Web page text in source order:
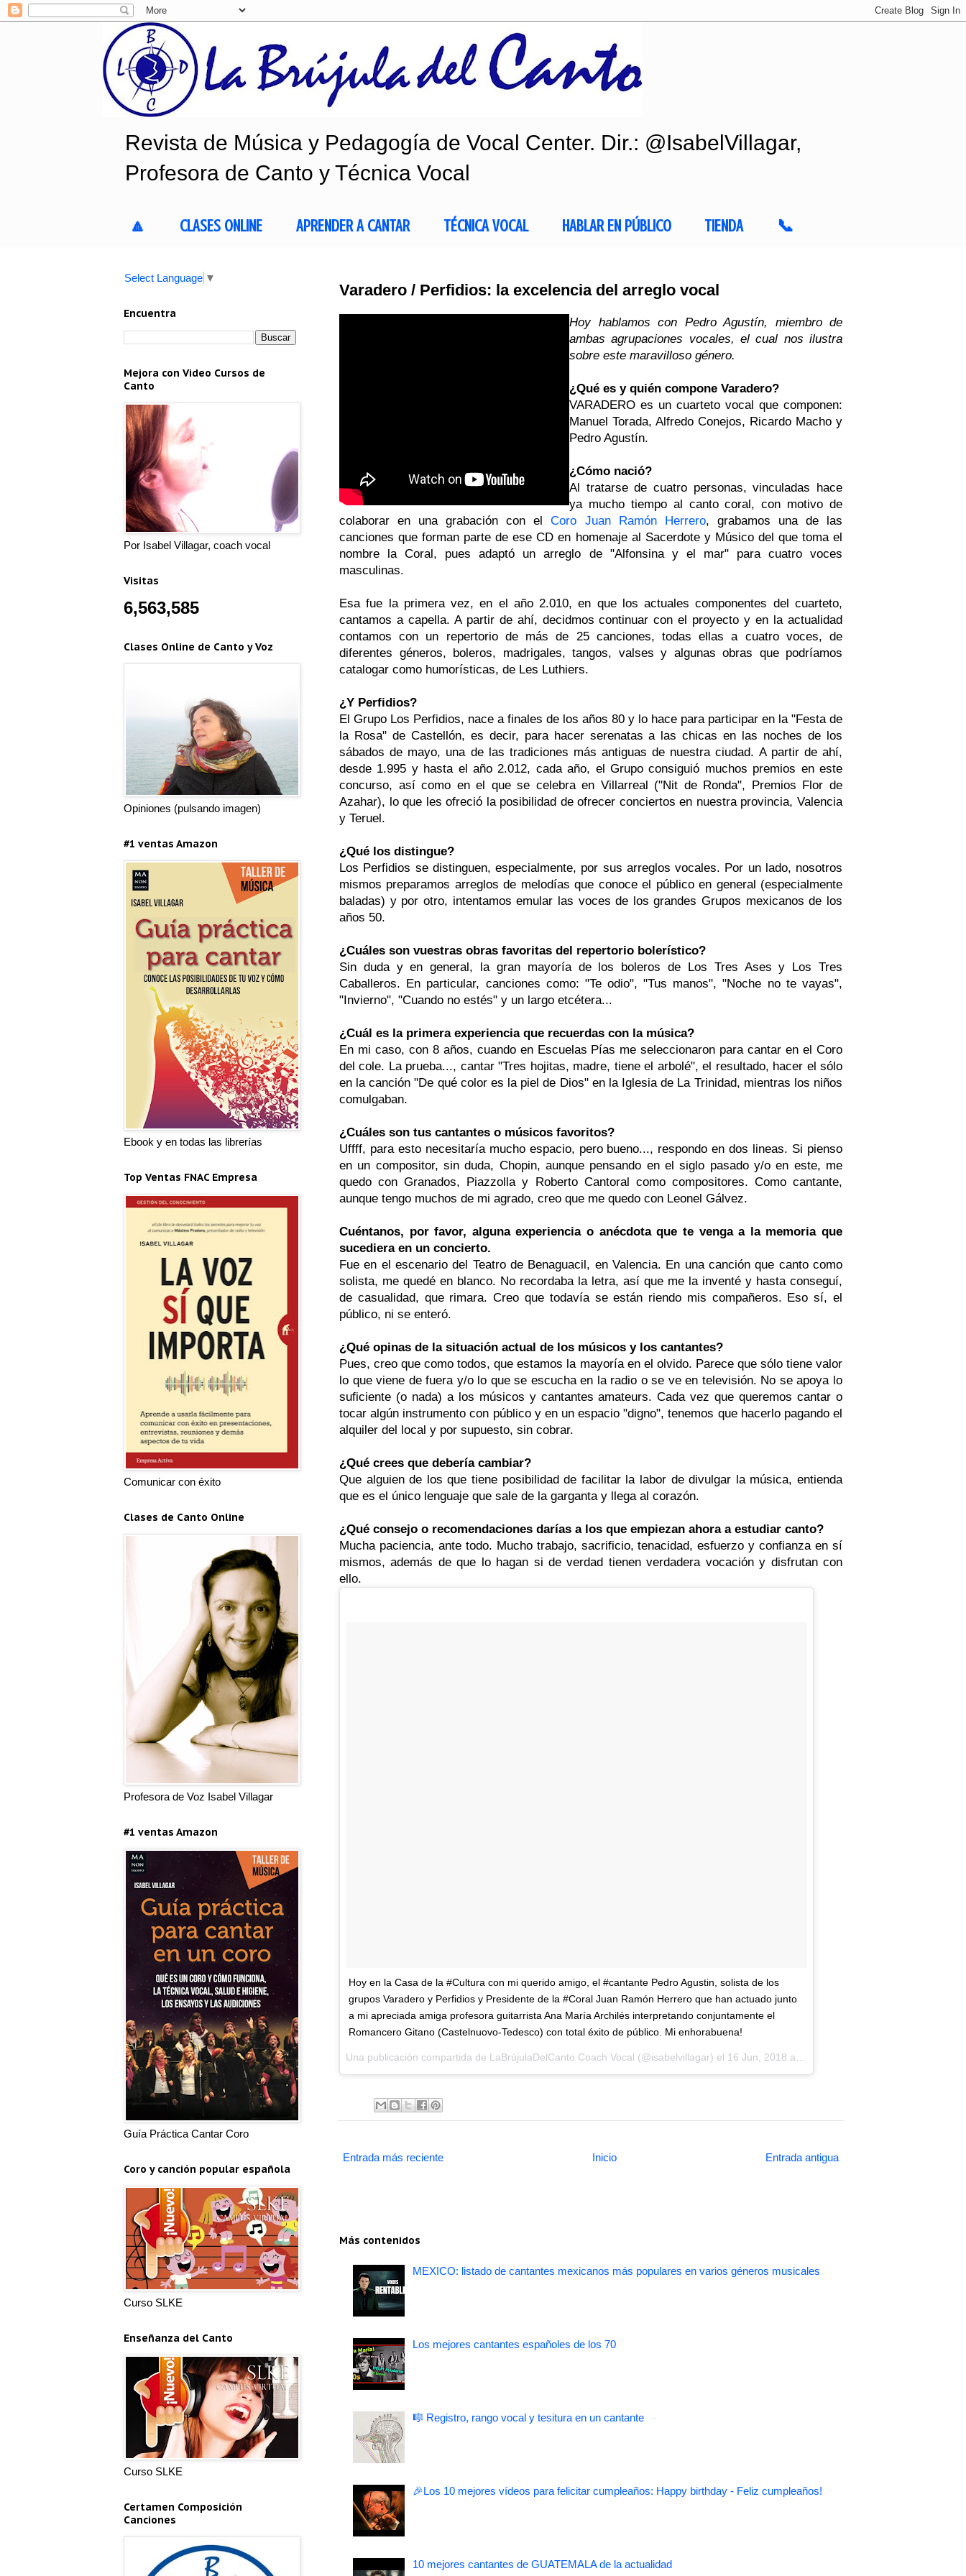
Revista de Música y Pedagogía de Vocal Center. Dir.: @IsabelVillagar,
Profesora de Canto y Técnica Vocal
🔼 CLASES ONLINE APRENDER A CANTAR TÉCNICA VOCAL HABLAR EN PÚBLICO TIENDA 📞
Varadero / Perfidios: la excelencia del arreglo vocal
Hoy hablamos con Pedro Agustín, miembro de
ambas agrupaciones vocales, el cual nos ilustra
sobre este maravilloso género.
¿Qué es y quién compone Varadero?
VARADERO es un cuarteto vocal que componen:
Manuel Torada, Alfredo Conejos, Ricardo Macho y
Pedro Agustín.
¿Cómo nació?
Al tratarse de cuatro personas, vinculadas hace
ya mucho tiempo al canto coral, con motivo de
colaborar en una grabación con elCoro Juan Ramón Herrero, grabamos una de las
canciones que forman parte de ese CD en homenaje al Sacerdote y Músico del que toma el
nombre la Coral, pues adaptó un arreglo de "Alfonsina y el mar" para cuatro voces
masculinas.
Esa fue la primera vez, en el año 2.010, en que los actuales componentes del cuarteto,
cantamos a capella. A partir de ahí, decidmos continuar con el proyecto y en la actualidad
contamos con un repertorio de más de 25 canciones, todas ellas a cuatro voces, de
diferentes géneros, boleros, madrigales, tangos, valses y algunas obras que podríamos
catalogar como humorísticas, de Les Luthiers.
¿Y Perfidios?
El Grupo Los Perfidios, nace a finales de los años 80 y lo hace para participar en la "Festa de
la Rosa" de Castellón, es decir, para hacer serenatas a las chicas en las noches de los
sábados de mayo, una de las tradiciones más antiguas de nuestra ciudad. A partir de ahí,
desde 1.995 y hasta el año 2.012, cada año, el Grupo consiguió muchos premios en este
concurso, así como en el que se celebra en Villarreal ("Nit de Ronda", Premios Flor de
Azahar), lo que les ofreció la posibilidad de ofrecer conciertos en nuestra provincia, Valencia
y Teruel.
¿Qué los distingue?
Los Perfidios se distinguen, especialmente, por sus arreglos vocales. Por un lado, nosotros
mismos preparamos arreglos de melodías que conoce el público en general (especialmente
baladas) y por otro, intentamos emular las voces de los grandes Grupos mexicanos de los
años 50.
¿Cuáles son vuestras obras favoritas del repertorio bolerístico?
Sin duda y en general, la gran mayoría de los boleros de Los Tres Ases y Los Tres
Caballeros. En particular, canciones como: "Te odio", "Tus manos", "Noche no te vayas",
"Invierno", "Cuando no estés" y un largo etcétera...
¿Cuál es la primera experiencia que recuerdas con la música?
En mi caso, con 8 años, cuando en Escuelas Pías me seleccionaron para cantar en el Coro
del cole. La prueba..., cantar "Tres hojitas, madre, tiene el arbolé", el resultado, hacer el sólo
en la canción "De qué color es la piel de Dios" en la Iglesia de La Trinidad, mientras los niños
comulgaban.
¿Cuáles son tus cantantes o músicos favoritos?
Uffff, para esto necesitaría mucho espacio, pero bueno..., respondo en dos lineas. Si pienso
en un compositor, sin duda, Chopin, aunque pensando en el siglo pasado y/o en este, me
quedo con Granados, Piazzolla y Roberto Cantoral como compositores. Como cantante,
aunque tengo muchos de mi agrado, creo que me quedo con Leonel Gálvez.
Cuéntanos, por favor, alguna experiencia o anécdota que te venga a la memoria que
sucediera en un concierto.
Fue en el escenario del Teatro de Benaguacil, en Valencia. En una canción que canto como
solista, me quedé en blanco. No recordaba la letra, así que me la inventé y hasta conseguí,
de casualidad, que rimara. Creo que todavía se están riendo mis compañeros. Eso sí, el
público, ni se enteró.
¿Qué opinas de la situación actual de los músicos y los cantantes?
Pues, creo que como todos, que estamos la mayoría en el olvido. Parece que sólo tiene valor
lo que viene de fuera y/o lo que se escucha en la radio o se ve en televisión. No se apoya lo
suficiente (o nada) a los músicos y cantantes amateurs. Cada vez que queremos cantar o
tocar algún instrumento con público y en un espacio "digno", tenemos que hacerlo pagando el
alquiler del local y por supuesto, sin cobrar.
¿Qué crees que debería cambiar?
Que alguien de los que tiene posibilidad de facilitar la labor de divulgar la música, entienda
que es el único lenguaje que sale de la garganta y llega al corazón.
¿Qué consejo o recomendaciones darías a los que empiezan ahora a estudiar canto?
Mucha paciencia, ante todo. Mucho trabajo, sacrificio, tenacidad, esfuerzo y confianza en sí
mismos, además de que lo hagan si de verdad tienen verdadera vocación y disfrutan con
ello.
Hoy en la Casa de la #Cultura con mi querido amigo, el #cantante Pedro Agustin, solista de los
grupos Varadero y Perfidios y Presidente de la #Coral Juan Ramón Herrero que han actuado junto
a mi apreciada amiga profesora guitarrista Ana María Archilés interpretando conjuntamente el
Romancero Gitano (Castelnuovo-Tedesco) con total éxito de público. Mi enhorabuena!
Una publicación compartida de LaBrújulaDelCanto Coach Vocal (@isabelvillagar) el 16 Jun, 2018 a las 11:37 PDT
Entrada más reciente Entrada antigua
Inicio
Más contenidos
MEXICO: listado de cantantes mexicanos más populares en varios géneros musicales
Los mejores cantantes españoles de los 70
🎼 Registro, rango vocal y tesitura en un cantante
🎉Los 10 mejores vídeos para felicitar cumpleaños: Happy birthday - Feliz cumpleaños!
10 mejores cantantes de GUATEMALA de la actualidad
Select Language ▼
Encuentra
Mejora con Video Cursos de
Canto
Por Isabel Villagar, coach vocal
Visitas
6,563,585
Clases Online de Canto y Voz
Opiniones (pulsando imagen)
#1 ventas Amazon
Ebook y en todas las librerías
Top Ventas FNAC Empresa
Comunicar con éxito
Clases de Canto Online
Profesora de Voz Isabel Villagar
#1 ventas Amazon
Guía Práctica Cantar Coro
Coro y canción popular española
Curso SLKE
Enseñanza del Canto
Curso SLKE
Certamen Composición
Canciones